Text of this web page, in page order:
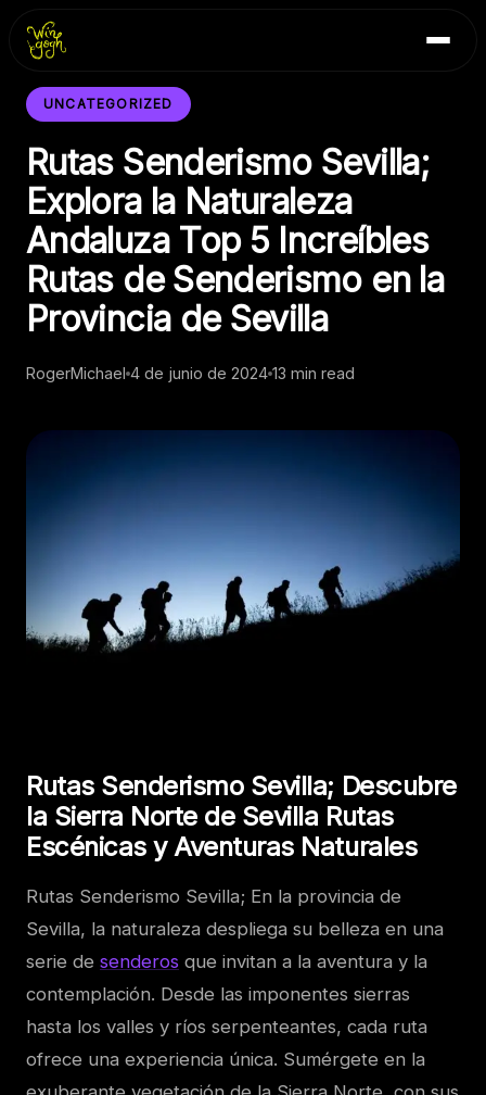
Inicio
Blog
Contacto
UNCATEGORIZED
Rutas Senderismo Sevilla;
Explora la Naturaleza
Andaluza Top 5 Increíbles
Rutas de Senderismo en la
Provincia de Sevilla
RogerMichael 4 de junio de 2024 13 min read
Rutas Senderismo Sevilla; Descubre
la Sierra Norte de Sevilla Rutas
Escénicas y Aventuras Naturales
Rutas Senderismo Sevilla; En la provincia de
Sevilla, la naturaleza despliega su belleza en una
serie de senderos que invitan a la aventura y la
contemplación. Desde las imponentes sierras
hasta los valles y ríos serpenteantes, cada ruta
ofrece una experiencia única. Sumérgete en la